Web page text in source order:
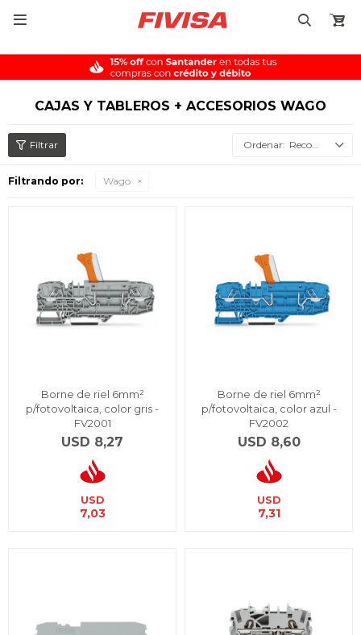

CAJAS Y TABLEROS + ACCESORIOS WAGO
Recomendados
Filtrando por: Wago
Borne de riel 6mm²
p/fotovoltaica, color gris -
FV2001
USD 8,27
USD
7,03
Borne de riel 6mm²
p/fotovoltaica, color azul -
FV2002
USD 8,60
USD
7,31